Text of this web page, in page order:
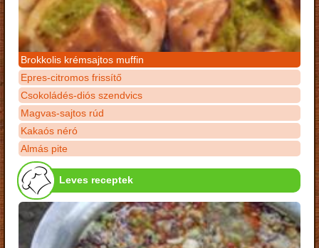
Brokkolis krémsajtos muffin
Epres-citromos frissítő
Csokoládés-diós szendvics
Magvas-sajtos rúd
Kakaós néró
Almás pite
Leves receptek